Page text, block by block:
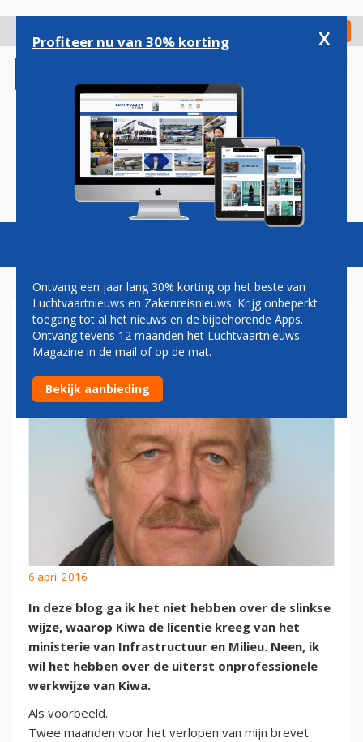
gaan
Check in
Magazine Podcasts Vacatures
PAUL GROVE: KIWA, EEN
DRAMA!
6 april 2016
In deze blog ga ik het niet hebben over de slinkse
wijze, waarop Kiwa de licentie kreeg van het
ministerie van Infrastructuur en Milieu. Neen, ik
wil het hebben over de uiterst onprofessionele
werkwijze van Kiwa.
Als voorbeeld.
Twee maanden voor het verlopen van mijn brevet
Profiteer nu van 30% korting x
Ontvang een jaar lang 30% korting op het beste van
Luchtvaartnieuws en Zakenreisnieuws. Krijg onbeperkt
toegang tot al het nieuws en de bijbehorende Apps.
Ontvang tevens 12 maanden het Luchtvaartnieuws
Magazine in de mail of op de mat.
Bekijk aanbieding